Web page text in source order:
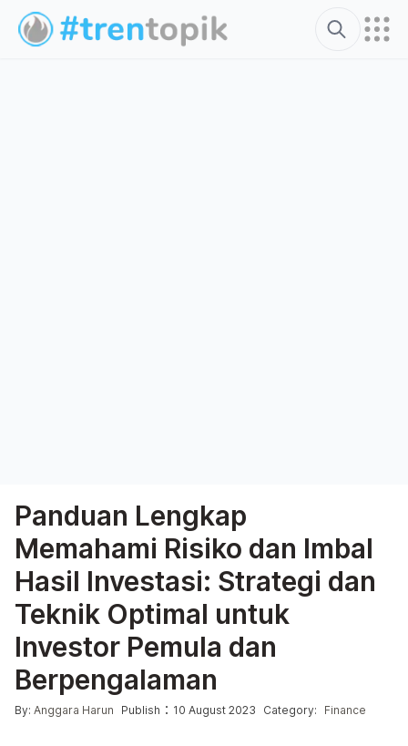
Search
Panduan Lengkap
Memahami Risiko dan Imbal
Hasil Investasi: Strategi dan
Teknik Optimal untuk
Investor Pemula dan
Berpengalaman
Posted by
By: Anggara Harun Publish : 10 August 2023 Posted in
Category: Finance